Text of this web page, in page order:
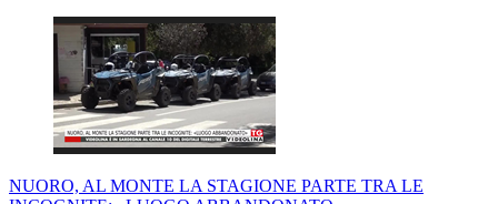
NUORO, AL MONTE LA STAGIONE PARTE TRA LE